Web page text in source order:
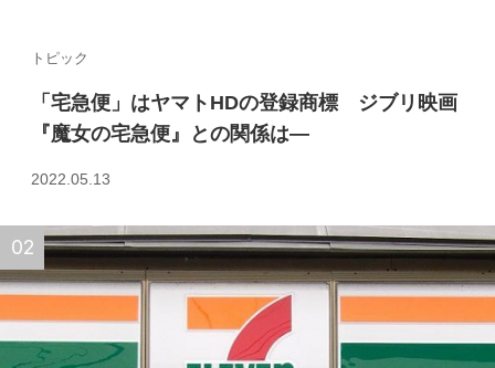
トピック
「宅急便」はヤマトHDの登録商標 ジブリ映画
『魔女の宅急便』との関係は—
2022.05.13